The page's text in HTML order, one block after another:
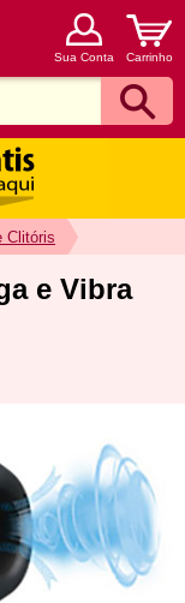
Sua Conta Carrinho
Clitóris
e Vibra